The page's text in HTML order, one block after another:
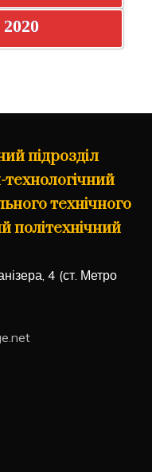
підрозділ
технічного
політехнічний
4 (ст. Метро